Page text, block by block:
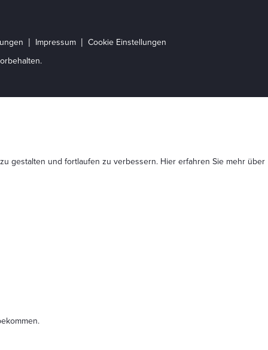
Impressum
Cookie Einstellungen
gestalten und fortlaufen zu verbessern. Hier erfahren Sie mehr über